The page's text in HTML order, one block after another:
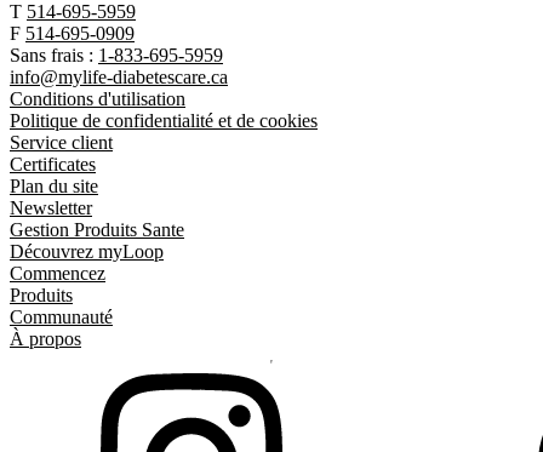
T 514-695-5959
F 514-695-0909
Sans frais : 1-833-695-5959
info@mylife-diabetescare.ca
Conditions d'utilisation
Politique de confidentialité et de cookies
Service client
Certificates
Plan du site
Newsletter
Gestion Produits Sante
Découvrez myLoop
Commencez
Produits
Communauté
À propos